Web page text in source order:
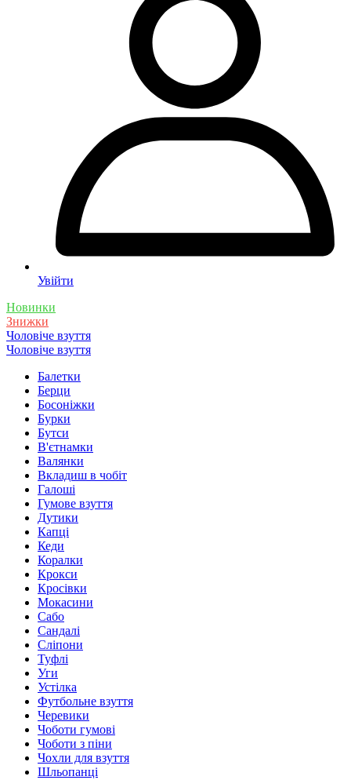
Увійти
Новинки
Знижки
Чоловіче взуття
Чоловіче взуття
Балетки
Берци
Босоніжки
Бурки
Бутси
В'єтнамки
Валянки
Вкладиш в чобіт
Галоші
Гумове взуття
Дутики
Капці
Кеди
Коралки
Крокси
Кросівки
Мокасини
Сабо
Сандалі
Сліпони
Туфлі
Уги
Устілка
Футбольне взуття
Черевики
Чоботи гумові
Чоботи з піни
Чохли для взуття
Шльопанці